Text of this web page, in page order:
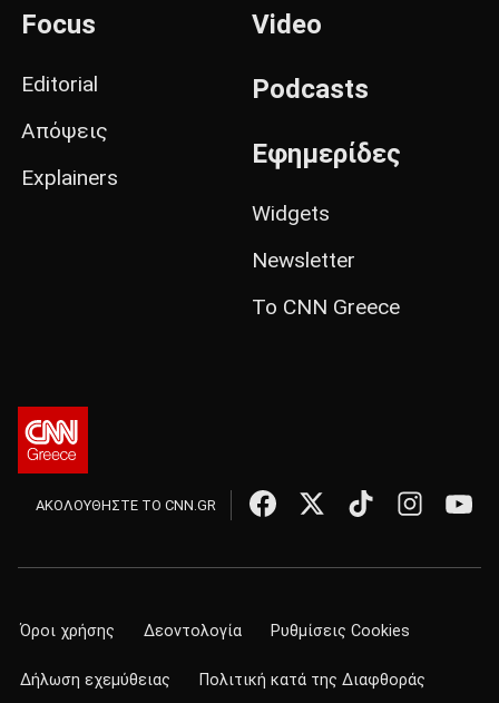
Focus
Editorial
Απόψεις
Explainers
Video
Podcasts
Εφημερίδες
Widgets
Newsletter
Το CNN Greece
ΑΚΟΛΟΥΘΗΣΤΕ ΤΟ CNN.GR
Όροι χρήσης Δεοντολογία Ρυθμίσεις Cookies
Δήλωση εχεμύθειας Πολιτική κατά της Διαφθοράς